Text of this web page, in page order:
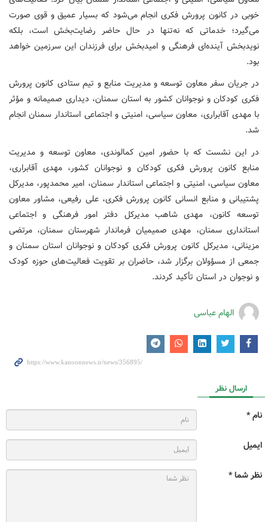
خوبی در کانون پرورش فکری انجام می‌شود که بسیار عمیق و قوی صورت
می‌گیرد؛ خدماتی که نه‌تنها در حال حاضر رضایت‌بخش است، بلکه
نویدبخش آینده‌ای فرهنگی و امیدبخش برای فرزندان این سرزمین خواهد
بود.
در جریان سفر معاون توسعه و مدیریت منابع و تیم ستادی کانون پرورش
فکری کودکان و نوجوانان کشور به استان سمنان، دیداری صمیمانه و مؤثر
با مهدی آقابراری، معاون سیاسی، امنیتی و اجتماعی استاندار سمنان انجام
شد.
در این نشست که با حضور امین کمالوندی، معاون توسعه و مدیریت
منابع کانون پرورش فکری کودکان و نوجوانان کشور، مهدی آقابراری،
معاون سیاسی، امنیتی و اجتماعی استاندار سمنان، امیر محمدپور، مدیرکل
پشتیبانی و منابع انسانی کانون پرورش فکری، علی رفیعی، مشاور معاون
توسعه کانون، مهدی شاهب مدیرکل دفتر امور فرهنگی و اجتماعی
استانداری سمنان، مهدی صمیمیان فرماندار شهرستان سمنان، مرتضی
مزینانی، مدیرکل کانون پرورش فکری کودکان و نوجوانان استان سمنان و
جمعی از مسؤولان برگزار شد، حاضران بر تقویت فعالیت‌های حوزه کودک
و نوجوان در استان تأکید کردند.
الهام عباسی
ارسال نظر
نام *
ایمیل
نظر شما *